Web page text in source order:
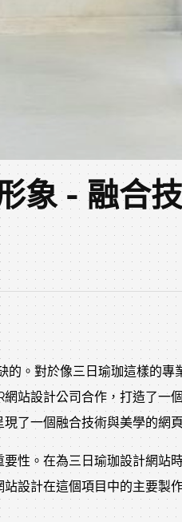
象 - 融合
。對於像三日瑜珈這樣的
站設計公司合作，打造了一
了一個融合技術與美學的網
要性。在為三日瑜珈設計網站
設計在這個項目中的主要製